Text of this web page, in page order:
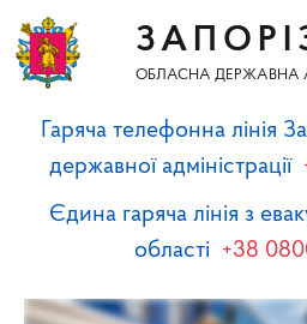
ОБЛАСНА ДЕРЖАВНА
Гаряча телефонна лінія
державної адміністрації
Єдина гаряча лінія з
області +38